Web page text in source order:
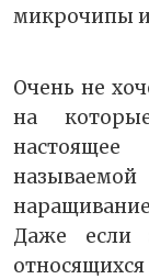
микрочипы
Очень не
на
называемой
Даже если